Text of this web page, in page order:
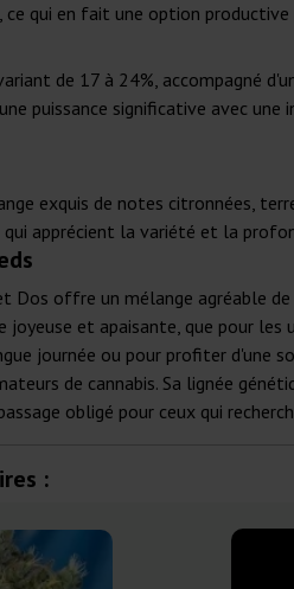
qui en fait une option
de 17 à 24%, accompagné
puissance significative avec une
exquis de notes citronnées,
apprécient la variété et la
Dos offre un mélange agréable
et apaisante, que pour
journée ou pour profiter d'une
de cannabis. Sa lignée
obligé pour ceux qui
: